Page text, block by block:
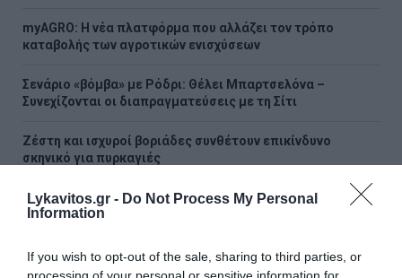
Lykavitos.gr - Do Not Process My Personal
Information
If you wish to opt-out of the sale, sharing to third parties, or
processing of your personal or sensitive information for
myAGRO: Η νέα πλατφόρμα που αλλάζει τον τρόπο
καταβολής των αγροτικών ενισχύσεων
Σενάριο «βόμβα» με Ρόδρι: Θέλει Μπαρτσελόνα –
Συνεχίζονται οι διαπραγματεύσεις με τη Σίτι
Ζέστη και ισχυροί βοριάδες συνθέτουν επικίνδυνο
σκηνικό για πυρκαγιές
Τουρκία, Σαουδική Αραβία και Πακιστάν ενισχύουν τη
στρατιωτική τους συνεργασία
Πάνω από 100 κατοικίες με σοβαρές ζημιές στο Πόρτο
Γερμενό – Τι προβλέπεται για τις αποζημιώσεις